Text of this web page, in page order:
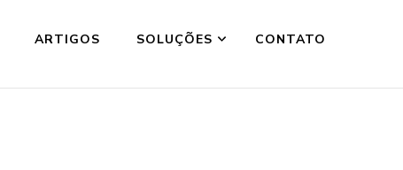
ARTIGOS SOLUÇÕES CONTATO